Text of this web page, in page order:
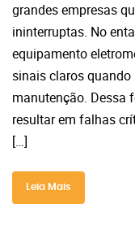
grandes empresas
ininterruptas. No
equipamento
sinais claros
manutenção. Dessa
resultar em falhas
[…]
Leia Mais